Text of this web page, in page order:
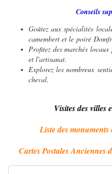
Conseils
Goûtez aux spécialités
camembert et le poiré
Profitez des marchés
et l'artisanat.
Explorez les nombreux
cheval.
Visites des villes
Liste des
Cartes Postales Anciennes